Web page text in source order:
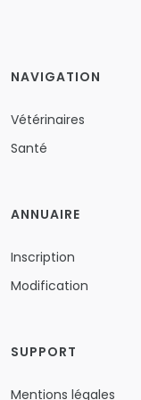
NAVIGATION
Vétérinaires
Santé
ANNUAIRE
Inscription
Modification
SUPPORT
Mentions légales